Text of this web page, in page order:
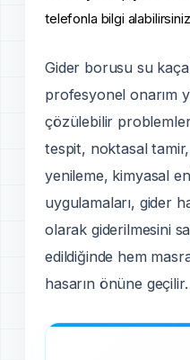
telefonla bilgi
Gider borusu su
profesyonel onarım
çözülebilir problemler
tespit, noktasal
yenileme, kimyasal
uygulamaları, gider
olarak giderilmesini
edildiğinde hem
hasarın önüne geçilir.